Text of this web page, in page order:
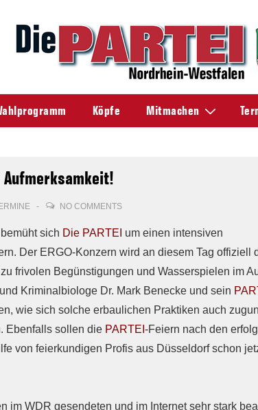
Köpfe Mitmachen
NO COMMENTS
sich Die PARTEI um einen intensiven
Der ERGO-Konzern wird an diesem Tag offiziell
frivolen Begünstigungen und Wasserspielen im
Kriminalbiologe Dr. Mark Benecke und sein
wie sich solche erbaulichen Praktiken auch
Ebenfalls sollen die PARTEI -Feiern nach den
von feierkundigen Profis aus Düsseldorf schon
im WDR gesendeten und im Internet sehr stark